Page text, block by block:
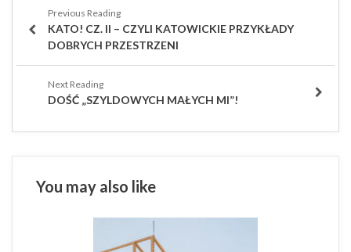
Nawigacja
wpisuPREVIOUS
POST
KATO! CZ. II – CZYLI KATOWICKIE PRZYKŁADY
DOBRYCH PRZESTRZENI
NEXT
DOŚĆ „SZYLDOWYCH MAŁYCH MI”!
You may also like